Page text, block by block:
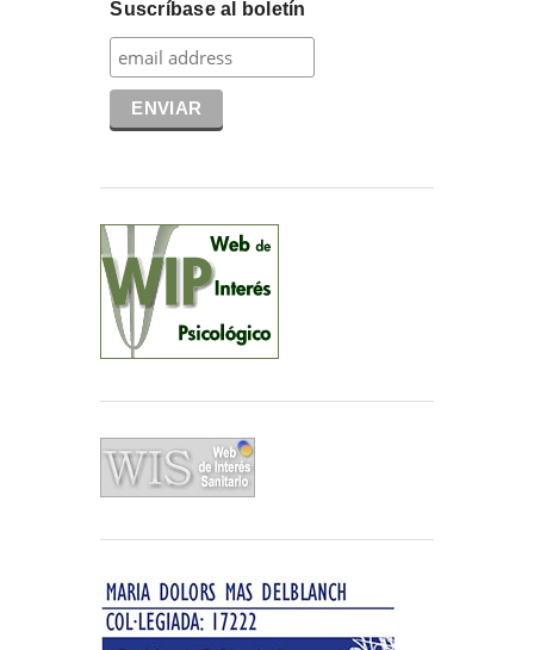
Suscríbase al boletín